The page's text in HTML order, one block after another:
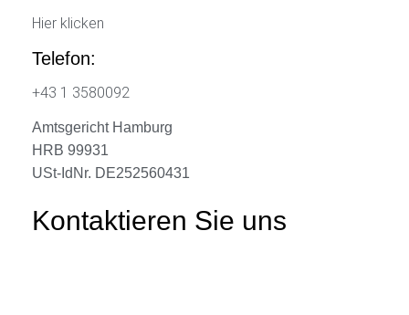
Hier klicken
Telefon:
+43 1 3580092
Amtsgericht Hamburg
HRB 99931
USt-IdNr. DE252560431
Kontaktieren Sie uns